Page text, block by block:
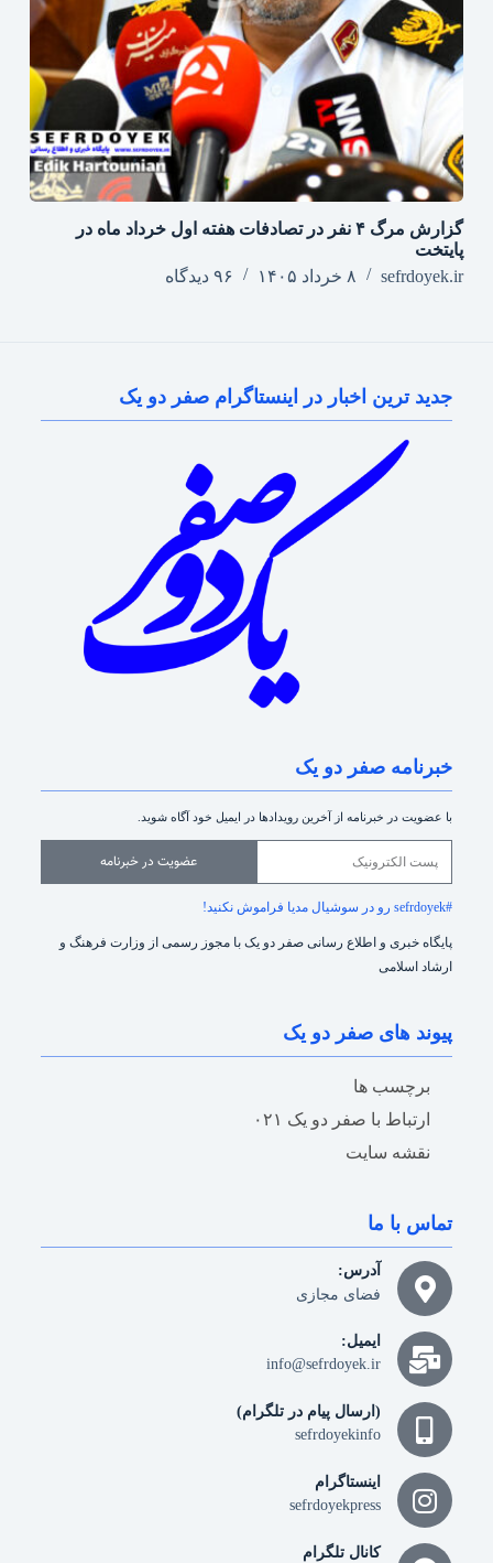
گزارش مرگ ۴ نفر در تصادفات هفته اول خرداد ماه در
پایتخت
sefrdoyek.ir
۸ خرداد ۱۴۰۵ ۹۶ دیدگاه
جدید ترین اخبار در اینستاگرام صفر دو یک
خبرنامه صفر دو یک
با عضویت در خبرنامه از آخرین رویدادها در ایمیل خود آگاه شوید.
عضویت در خبرنامه
#sefrdoyek رو در سوشیال مدیا فراموش نکنید!
پایگاه خبری و اطلاع رسانی صفر دو یک با مجوز رسمی از وزارت فرهنگ و
ارشاد اسلامی
پیوند های صفر دو یک
برچسب ها
ارتباط با صفر دو یک ۰۲۱
نقشه سایت
تماس با ما
آدرس:
فضای مجازی
ایمیل:
info@sefrdoyek.ir
(ارسال پیام در تلگرام)
sefrdoyekinfo
اینستاگرام
sefrdoyekpress
کانال تلگرام